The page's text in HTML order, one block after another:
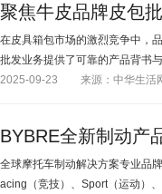
聚焦牛皮品牌皮包
在皮具箱包市场的激烈竞争中，
批发业务提供了可靠的产品背书
2025-09-23
来源：中华生活
BYBRE全新制动产
全球摩托车制动解决方案专业品
acing（竞技）、Sport（运动）